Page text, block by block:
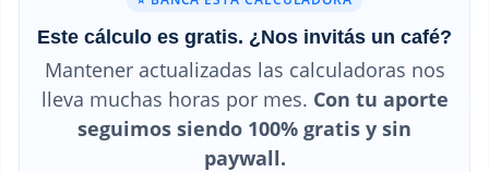
Este cálculo es gratis. ¿Nos invitás un café?
Mantener actualizadas las calculadoras nos
lleva muchas horas por mes. Con tu aporte
seguimos siendo 100% gratis y sin
paywall.